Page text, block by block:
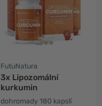
FutuNatura
3x Lipozomální
kurkumin
dohromady 180 kapslí